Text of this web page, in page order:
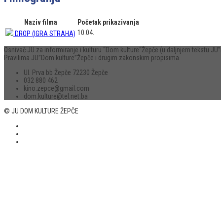
Naziv filma
Početak prikazivanja
DROP (IGRA STRAHA) 10.04.
Osnivač JU za informiranje i kulturu “Dom kulture“Žepče (u daljnjem tekstu
Pravilima JU”Dom kulture”Žepče i drugim zakonskim propisima.
Ul. Prva bb Žepče 72230 Žepče
032 880 462
kino.zepce@gmail.com
dom.kulture@tel.net.ba
© JU DOM KULTURE ŽEPČE